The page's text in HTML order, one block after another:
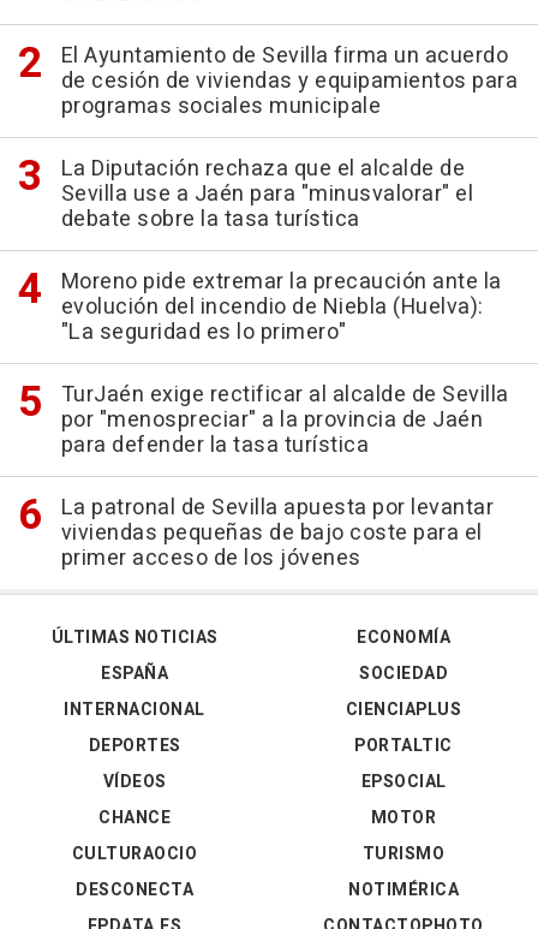
El Ayuntamiento de Sevilla firma un acuerdo
de cesión de viviendas y equipamientos para
programas sociales municipale
La Diputación rechaza que el alcalde de
Sevilla use a Jaén para "minusvalorar" el
debate sobre la tasa turística
Moreno pide extremar la precaución ante la
evolución del incendio de Niebla (Huelva):
"La seguridad es lo primero"
TurJaén exige rectificar al alcalde de Sevilla
por "menospreciar" a la provincia de Jaén
para defender la tasa turística
La patronal de Sevilla apuesta por levantar
viviendas pequeñas de bajo coste para el
primer acceso de los jóvenes
ÚLTIMAS NOTICIAS
ESPAÑA
INTERNACIONAL
DEPORTES
VÍDEOS
ECONOMÍA
SOCIEDAD
CIENCIAPLUS
PORTALTIC
EPSOCIAL
CHANCE
CULTURAOCIO
DESCONECTA
MOTOR
TURISMO
NOTIMÉRICA